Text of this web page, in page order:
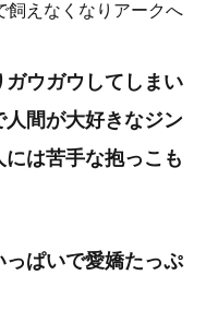
飼えなくなりアークへ
ウガウしてしまい
人間が大好きなジン
は苦手な抱っこも
ぱいで愛嬌たっぷ